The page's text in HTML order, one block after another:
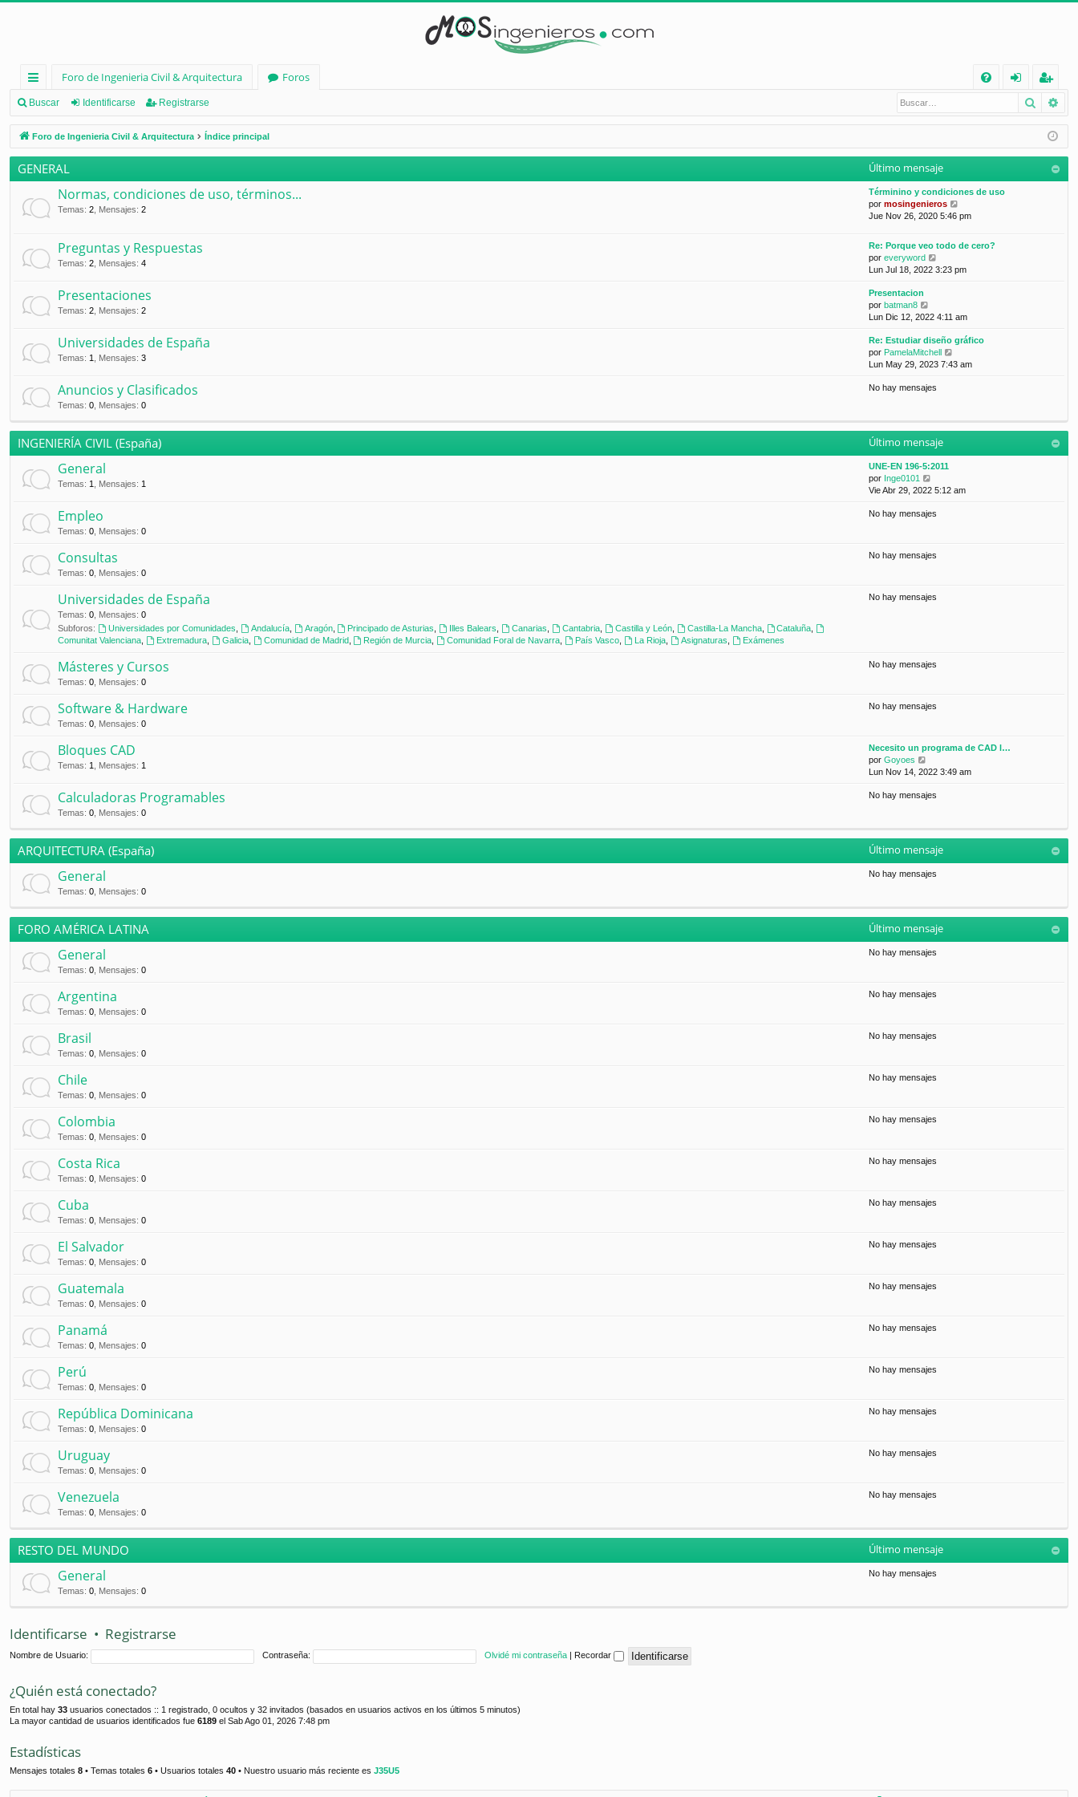
nl
ac
es
rá
pi
os
Foro de Ingenieria Civil & Arquitectura
Foros
Q
nt
ifi
eg
ist
ra
Buscar Identificarse Registrarse Buscar
Foro de Ingenieria Civil & Arquitectura Índice principal
GENERAL Último mensaje
Normas, condiciones de uso, términos...
Temas: 2 Mensajes: 2
Términino y condiciones de uso
por mosingenieros
e
l
i
e
s
Jue Nov 26, 2020 5:46 pm
Preguntas y Respuestas
Temas: 2 Mensajes: 4
Re: Porque veo todo de cero?
por everyword
e
t
m
o
m
j
e
Lun Jul 18, 2022 3:23 pm
Presentaciones
Temas: 2 Mensajes: 2
Presentacion
por batman8
e
ú
l
t
m
e
s
j
e
Lun Dic 12, 2022 4:11 am
Universidades de España
Temas: 1 Mensajes: 3
Re: Estudiar diseño gráfico
por PamelaMitchell
e
i
s
Lun May 29, 2023 7:43 am
Anuncios y Clasificados
Temas: 0 Mensajes: 0
No hay mensajes
INGENIERÍA CIVIL (España) Último mensaje
General
Temas: 1 Mensajes: 1
UNE-EN 196-5:2011
por Inge0101
e
ú
m
e
Vie Abr 29, 2022 5:12 am
Empleo
Temas: 0 Mensajes: 0
No hay mensajes
Consultas
Temas: 0 Mensajes: 0
No hay mensajes
Universidades de España
Temas: 0 Mensajes: 0
Subforos:
Universidades por Comunidades Andalucía, Aragón, Principado de Asturias Illes Balears Canarias Cantabria, Castilla y León, Castilla-La Mancha, Cataluña
Comunitat Valenciana
Extremadura, Galicia, Comunidad de Madrid, Región de Murcia Comunidad Foral de Navarra País Vasco La Rioja, Asignaturas Exámenes
No hay mensajes
Másteres y Cursos
Temas: 0 Mensajes: 0
No hay mensajes
Software & Hardware
Temas: 0 Mensajes: 0
No hay mensajes
Bloques CAD
Temas: 1 Mensajes: 1
Necesito un programa de CAD l…
por Goyoes
e
ú
i
o
e
a
j
Lun Nov 14, 2022 3:49 am
Calculadoras Programables
Temas: 0 Mensajes: 0
No hay mensajes
ARQUITECTURA (España) Último mensaje
General
Temas: 0 Mensajes: 0
No hay mensajes
FORO AMÉRICA LATINA Último mensaje
General
Temas: 0 Mensajes: 0
No hay mensajes
Argentina
Temas: 0 Mensajes: 0
No hay mensajes
Brasil
Temas: 0 Mensajes: 0
No hay mensajes
Chile
Temas: 0 Mensajes: 0
No hay mensajes
Colombia
Temas: 0 Mensajes: 0
No hay mensajes
Costa Rica
Temas: 0 Mensajes: 0
No hay mensajes
Cuba
Temas: 0 Mensajes: 0
No hay mensajes
El Salvador
Temas: 0 Mensajes: 0
No hay mensajes
Guatemala
Temas: 0 Mensajes: 0
No hay mensajes
Panamá
Temas: 0 Mensajes: 0
No hay mensajes
Perú
Temas: 0 Mensajes: 0
No hay mensajes
República Dominicana
Temas: 0 Mensajes: 0
No hay mensajes
Uruguay
Temas: 0 Mensajes: 0
No hay mensajes
Venezuela
Temas: 0 Mensajes: 0
No hay mensajes
RESTO DEL MUNDO Último mensaje
General
Temas: 0 Mensajes: 0
No hay mensajes
Identificarse • Registrarse
Nombre de Usuario: Contraseña: Olvidé mi contraseña Recordar
¿Quién está conectado?
En total hay 33 usuarios conectados :: 1 registrado, 0 ocultos y 32 invitados (basados en usuarios activos en los últimos 5 minutos)
La mayor cantidad de usuarios identificados fue 6189 el Sab Ago 01, 2026 7:48 pm
Estadísticas
Mensajes totales 8 • Temas totales 6 • Usuarios totales 40 • Nuestro usuario más reciente es J35U5